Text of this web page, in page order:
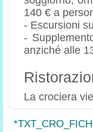
140 € a
- Escursioni
-
anziché alle
La crociera